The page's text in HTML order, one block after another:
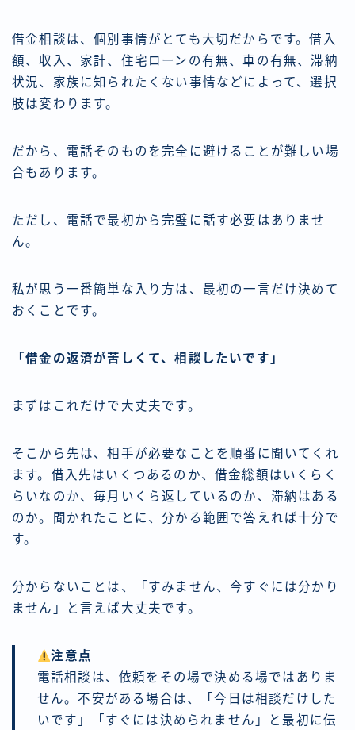
借金相談は、個別事情がとても大切だからです。借入
額、収入、家計、住宅ローンの有無、車の有無、滞納
状況、家族に知られたくない事情などによって、選択
肢は変わります。
だから、電話そのものを完全に避けることが難しい場
合もあります。
ただし、電話で最初から完璧に話す必要はありませ
ん。
私が思う一番簡単な入り方は、最初の一言だけ決めて
おくことです。
「借金の返済が苦しくて、相談したいです」
まずはこれだけで大丈夫です。
そこから先は、相手が必要なことを順番に聞いてくれ
ます。借入先はいくつあるのか、借金総額はいくらく
らいなのか、毎月いくら返しているのか、滞納はある
のか。聞かれたことに、分かる範囲で答えれば十分で
す。
分からないことは、「すみません、今すぐには分かり
ません」と言えば大丈夫です。
注意点
電話相談は、依頼をその場で決める場ではありま
せん。不安がある場合は、「今日は相談だけした
いです」「すぐには決められません」と最初に伝